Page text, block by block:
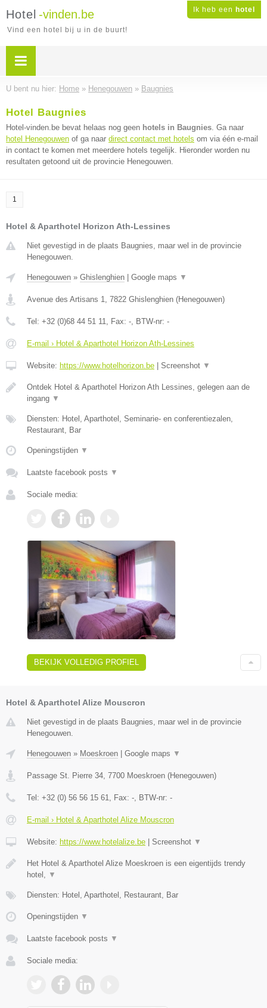
Ik heb een hotel
Hotel -vinden.be
Vind een hotel bij u in de buurt!
U bent nu hier: Home » Henegouwen » Baugnies
Hotel Baugnies
Hotel-vinden.be bevat helaas nog geen hotels in Baugnies. Ga naar
hotel Henegouwen of ga naar direct contact met hotels om via één e-mail
in contact te komen met meerdere hotels tegelijk. Hieronder worden nu
resultaten getoond uit de provincie Henegouwen.
1
Hotel & Aparthotel Horizon Ath-Lessines
Niet gevestigd in de plaats Baugnies, maar wel in de provincie
Henegouwen.
Henegouwen » Ghislenghien Google maps ▼
Avenue des Artisans 1, 7822 Ghislenghien (Henegouwen)
Tel: +32 (0)68 44 51 11, Fax: -, BTW-nr: -
E-mail › Hotel & Aparthotel Horizon Ath-Lessines
Website: https://www.hotelhorizon.be Screenshot ▼
Ontdek Hotel & Aparthotel Horizon Ath Lessines, gelegen aan de
ingang ▼
Diensten: Hotel, Aparthotel, Seminarie- en conferentiezalen,
Restaurant, Bar
Openingstijden ▼
Laatste facebook posts ▼
Sociale media:
BEKIJK VOLLEDIG PROFIEL
Hotel & Aparthotel Alize Mouscron
Niet gevestigd in de plaats Baugnies, maar wel in de provincie
Henegouwen.
Henegouwen » Moeskroen | Google maps ▼
Passage St. Pierre 34 7700 Moeskroen (Henegouwen)
Tel: +32 (0) 56 56 15 61 , Fax: - , BTW-nr: -
E-mail › Hotel & Aparthotel Alize Mouscron
Website: https://www.hotelalize.be | Screenshot ▼
Het Hotel & Aparthotel Alize Moeskroen is een eigentijds trendy
hotel,
▼
Diensten: Hotel, Aparthotel, Restaurant, Bar
Openingstijden ▼
Laatste facebook posts ▼
Sociale media: